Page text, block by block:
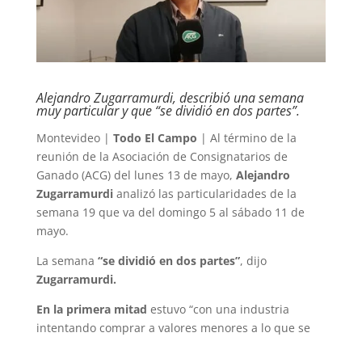
Alejandro Zugarramurdi, describió una semana
muy particular y que “se dividió en dos partes”.
Montevideo | Todo El Campo | Al término de la
reunión de la Asociación de Consignatarios de
Ganado (ACG) del lunes 13 de mayo, Alejandro
Zugarramurdianalizó las particularidades de la
semana 19 que va del domingo 5 al sábado 11 de
mayo.
La semana “se dividió en dos partes”, dijo
Zugarramurdi.
En la primera mitad estuvo “con una industria
intentando comprar a valores menores a lo que se